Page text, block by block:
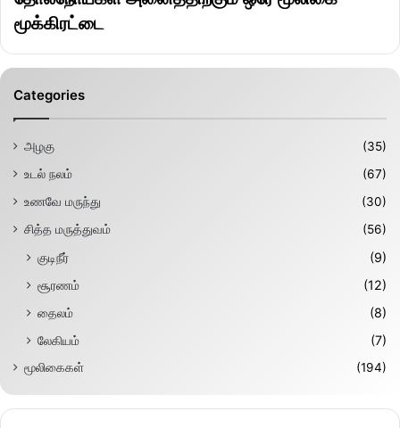
மூக்கிரட்டை
Categories
அழகு
(35)
உடல் நலம்
(67)
உணவே மருந்து
(30)
சித்த மருத்துவம்
(56)
குடிநீர்
(9)
சூரணம்
(12)
தைலம்
(8)
லேகியம்
(7)
மூலிகைகள் (194)